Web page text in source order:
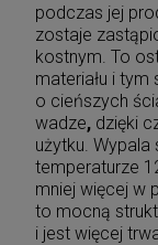
podczas jej
zostaje
kostnym. To
materiału i
o cieńszych
wadze, dzięki
użytku.
temperaturze
mniej więcej w
to mocną
i jest więcej